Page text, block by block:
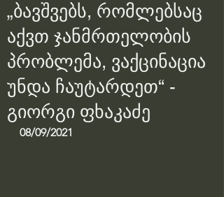
„ბავშვებს, რომლებსაც
აქვთ ჯანმრთელობის
პრობლემა, ვაქცინაცია
უნდა ჩაუტარდეთ“ -
გიორგი ფხაკაძე
08/09/2021